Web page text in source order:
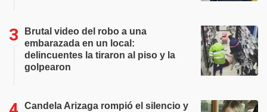
Brutal video del robo a una
embarazada en un local:
delincuentes la tiraron al piso y la
golpearon
Candela Arizaga rompió el silencio y